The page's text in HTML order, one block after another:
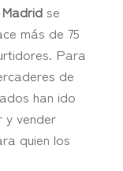
se
más de 75
Para
de
han ido
y vender
quien los